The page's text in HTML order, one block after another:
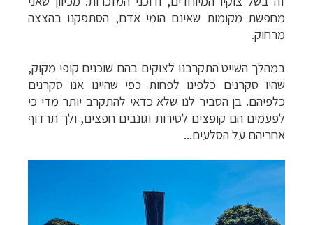
מחפשת מקומות שאינם הומי אדם, הסתפקנו בהצצה
מרחוק.
במהלך השייט התקרבנו לצוקים בהם שוכנים קופי מקוק,
שהיו סקרנים כלפינו לפחות כפי שהיינו אנו סקרנים
כלפיהם. בן הסביר לנו שלא כדאי להתקרב יותר מדי כי
לפעמים הם קופצים לסירות וגונבים חפצים, ולך תרדוף
אחריהם על הסלעים...